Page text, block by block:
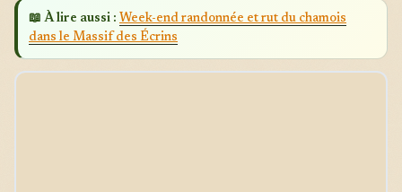
📖 À lire aussi : Week-end randonnée et rut du chamois
dans le Massif des Écrins